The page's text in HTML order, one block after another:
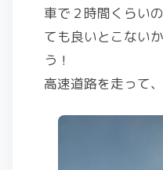
車で２時間くらい
ても良いとこない
う！
高速道路を走って